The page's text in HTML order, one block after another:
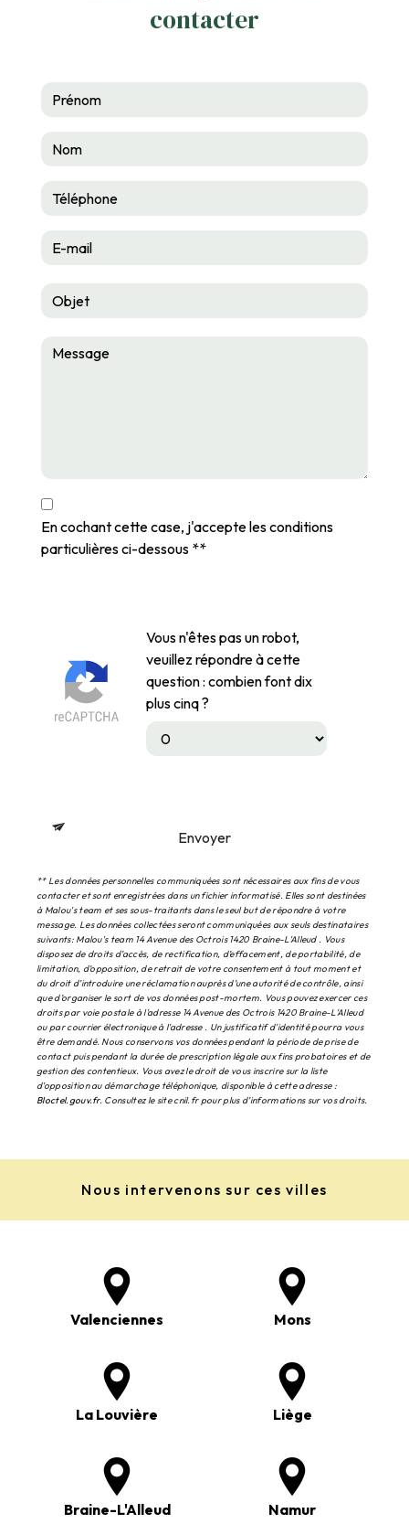
contacter
En cochant cette case, j'accepte les conditions
particulières ci-dessous **
Vous n'êtes pas un robot,
veuillez répondre à cette
question : combien font dix
plus cinq ?
Envoyer
** Les données personnelles communiquées sont nécessaires aux fins de vous
contacter et sont enregistrées dans un fichier informatisé. Elles sont destinées
à Malou's team et ses sous-traitants dans le seul but de répondre à votre
message. Les données collectées seront communiquées aux seuls destinataires
suivants: Malou's team 14 Avenue des Octrois 1420 Braine-L'Alleud . Vous
disposez de droits d’accès, de rectification, d’effacement, de portabilité, de
limitation, d’opposition, de retrait de votre consentement à tout moment et
du droit d’introduire une réclamation auprès d’une autorité de contrôle, ainsi
que d’organiser le sort de vos données post-mortem. Vous pouvez exercer ces
droits par voie postale à l'adresse 14 Avenue des Octrois 1420 Braine-L'Alleud
ou par courrier électronique à l'adresse . Un justificatif d'identité pourra vous
être demandé. Nous conservons vos données pendant la période de prise de
contact puis pendant la durée de prescription légale aux fins probatoires et de
gestion des contentieux. Vous avez le droit de vous inscrire sur la liste
d'opposition au démarchage téléphonique, disponible à cette adresse :
Bloctel.gouv.fr. Consultez le site cnil.fr pour plus d’informations sur vos droits.
Nous intervenons sur ces villes
Valenciennes Mons
La Louvière Liège
Braine-L'Alleud Namur